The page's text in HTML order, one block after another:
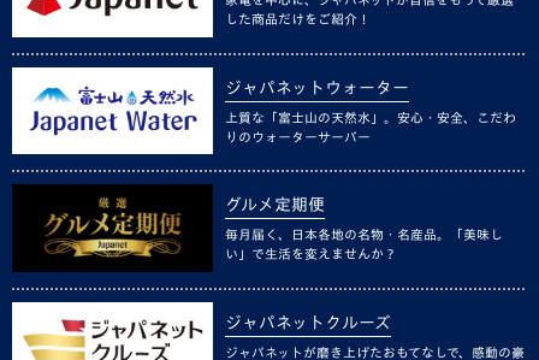
した商品だけをご紹介！
ジャパネットウォーター
上質な「富士山の天然水」。安心・安全、こだわ
りのウォーターサーバー
グルメ定期便
毎月届く、日本各地の名物・名産品。「美味し
い」で生活を変えませんか？
ジャパネットクルーズ
ジャパネットが磨き上げたおもてなしで、感動の豪